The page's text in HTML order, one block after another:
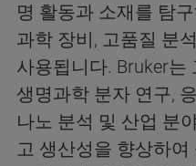
명 활동과 소재를 탐
과학 장비, 고품질 분
사용됩니다. Bruker는
생명과학 분자 연구,
나노 분석 및 산업 분
고 생산성을 향상하